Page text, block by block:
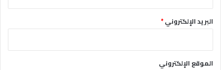
البريد الإلكتروني*
الموقع الإلكتروني